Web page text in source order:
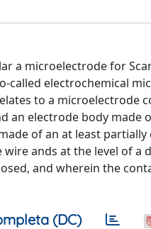
a microelectrode for
electrochemical
to a microelectrode
an electrode body made
of an at least
ands at the level of a
and wherein the
(DC)